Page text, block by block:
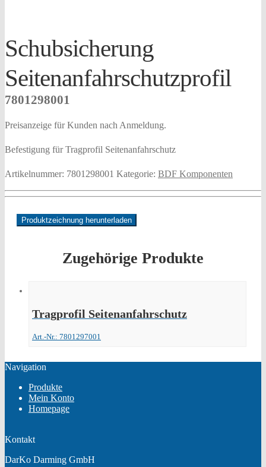
Schubsicherung
Seitenanfahrschutzprofil
7801298001
Preisanzeige für Kunden nach Anmeldung.
Befestigung für Tragprofil Seitenanfahrschutz
Artikelnummer: 7801298001 Kategorie: BDF Komponenten
Produktzeichnung herunterladen
Zugehörige Produkte
Tragprofil Seitenanfahrschutz
Art.-Nr.: 7801297001
Navigation
Produkte
Mein Konto
Homepage
Kontakt
DarKo Darming GmbH